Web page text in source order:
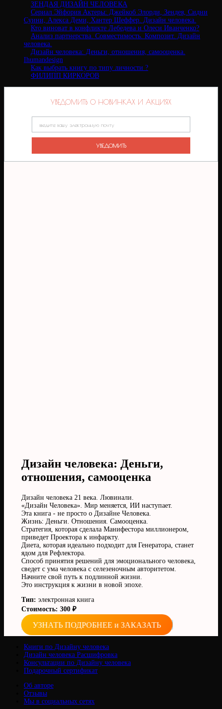
ЗЕНДАЯ ДИЗАЙН ЧЕЛОВЕКА
Сериал Эйфория Актеры: Джейкоб Элорди, Зендея, Сидни
Суини, Алекса Деми, Хантер Шеффер. Дизайн человека.
Кто виноват в конфликте Лебедева и Олеси Иванченко?
Анализ партнерства. Совместимость. Композит. Дизайн
человека.
Дизайн человека: Деньги, отношения, самооценка.
Ihumandesign
Как выбрать книгу по типу личности ?
ФИЛИПП КИРКОРОВ
УВЕДОМИТЬ О НОВИНКАХ И АКЦИЯХ
Дизайн человека: Деньги,
отношения, самооценка
Дизайн человека 21 века. Лювинали.
«Дизайн Человека». Мир меняется, ИИ наступает.
Эта книга - не просто о Дизайне Человека.
Жизнь: Деньги. Отношения. Самооценка.
Стратегия, которая сделала Манифестора миллионером,
приведет Проектора к инфаркту.
Диета, которая идеально подходит для Генератора, станет
ядом для Рефлектора.
Способ принятия решений для эмоционального человека,
сведет с ума человека с селезеночным авторитетом.
Начните свой путь к подлинной жизни.
Это инструкция к жизни в новой эпохе.
Тип: электронная книга
Стоимость: 300 ₽
УЗНАТЬ ПОДРОБНЕЕ и ЗАКАЗАТЬ
Книги по Дизайну человека
Дизайн человека Расшифровка
Консультации по Дизайну человека
Подарочный сертификат
Об авторе
Отзывы
Мы в социальных сетях